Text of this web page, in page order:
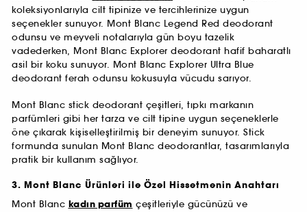
koleksiyonlarıyla cilt tipinize ve tercihlerinize uygun
seçenekler sunuyor. Mont Blanc Legend Red deodorant
odunsu ve meyveli notalarıyla gün boyu tazelik
vadederken, Mont Blanc Explorer deodorant hafif baharatlı
asil bir koku sunuyor. Mont Blanc Explorer Ultra Blue
deodorant ferah odunsu kokusuyla vücudu sarıyor.
Mont Blanc stick deodorant çeşitleri, tıpkı markanın
parfümleri gibi her tarza ve cilt tipine uygun seçeneklerle
öne çıkarak kişiselleştirilmiş bir deneyim sunuyor. Stick
formunda sunulan Mont Blanc deodorantlar, tasarımlarıyla
pratik bir kullanım sağlıyor.
3. Mont Blanc Ürünleri ile Özel Hissetmenin Anahtarı
Mont Blanc kadın parfüm çeşitleriyle gücünüzü ve